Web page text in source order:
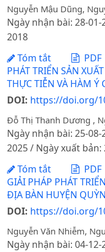
Nguyễn Mậu Dũng,
Ngày nhận bài: 28-
2018
Tóm tắt
PDF
PHÁT TRIỂN SẢN
THỰC TIỄN VÀ HÀM Ý
DOI: https://doi.org/
Đỗ Thị Thanh Dương ,
Ngày nhận bài: 25-
2025 / Ngày xuất bản:
Tóm tắt
PDF
GIẢI PHÁP PHÁT
ĐỊA BÀN HUYỆN
DOI: https://doi.org/
Nguyễn Văn Nhiễm,
Ngày nhận bài: 04-